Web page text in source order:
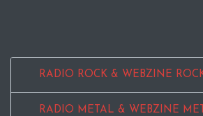
RADIO ROCK & WEBZINE
RADIO METAL & WEBZINE